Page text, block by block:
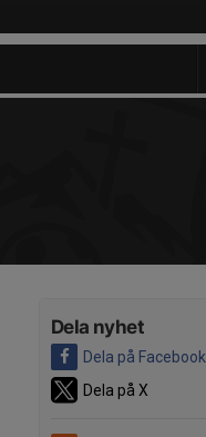
Dela nyhet
Dela på Facebook
Dela på X